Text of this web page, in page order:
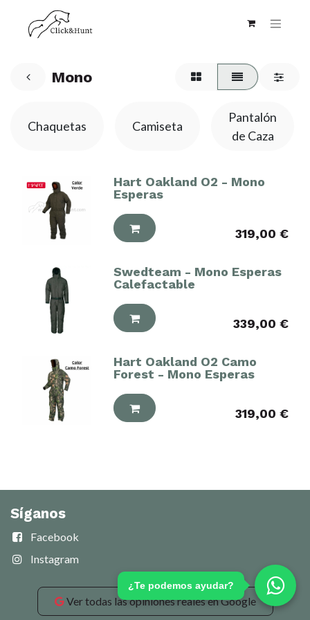
Mono
Chaquetas Camiseta
Pantalón
de Caza
Hart Oakland O2 - Mono
Esperas
319,00 €
Swedteam - Mono Esperas
Calefactable
339,00 €
Hart Oakland O2 Camo
Forest - Mono Esperas
319,00 €
Síganos
Facebook
Instagram
Ver todas las opiniones reales en Google
¿Te podemos ayudar?